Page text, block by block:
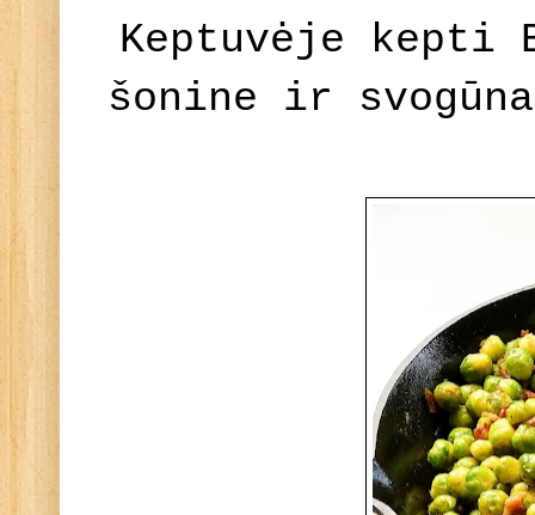
Keptuvėje kepti
šonine ir